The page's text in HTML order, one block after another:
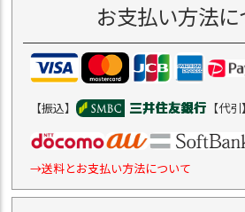
お支払い方法に
【振込】 【代
→送料とお支払い方法について